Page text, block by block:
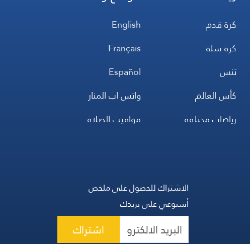
كرة قدم
كرة سلة
تنس
كأس العالم
رياضات مختلفة
English
Français
Español
واتس اب المنار
مواقيت الصلاة
الاشتراك للحصول على ملخص
أسبوعي على بريدك
اشتراك